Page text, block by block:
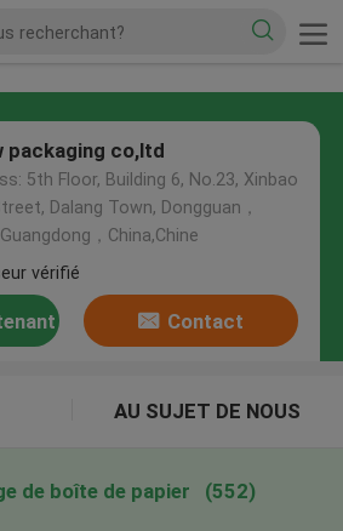
packaging co,ltd
5th Floor, Building 6, No.23, Xinbao
Dalang Town, Dongguan，
，China,Chine
vérifié
Contact
AU SUJET DE NOUS
de boîte de papier (552)